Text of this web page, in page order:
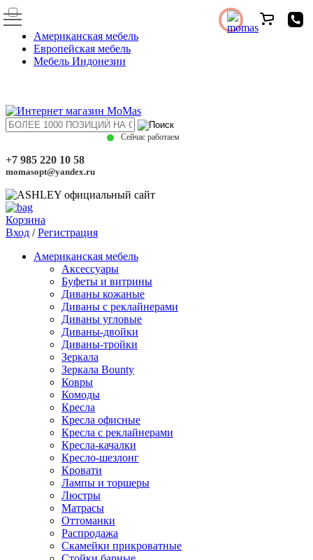
Американская мебель
Европейская мебель
Мебель Индонезии
Сейчас работаем
+7 985 220 10 58
momasopt@yandex.ru
Корзина
Вход /Регистрация
Американская мебель
Аксессуары
Буфеты и витрины
Диваны кожаные
Диваны с реклайнерами
Диваны угловые
Диваны-двойки
Диваны-тройки
Зеркала
Зеркала Bounty
Ковры
Комоды
Кресла
Кресла офисные
Кресла с реклайнерами
Кресла-качалки
Кресло-шезлонг
Кровати
Лампы и торшеры
Люстры
Матрасы
Оттоманки
Распродажа
Скамейки прикроватные